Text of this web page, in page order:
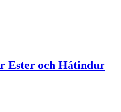
Ester och Hátindur